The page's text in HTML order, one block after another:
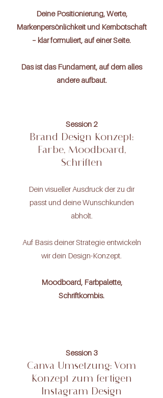
Deine Positionierung, Werte,
Markenpersönlichkeit und Kernbotschaft
– klar formuliert, auf einer Seite.
Das ist das Fundament, auf dem alles
andere aufbaut.
Session 2
Brand Design Konzept:
Farbe, Moodboard,
Schriften
Dein visueller Ausdruck der zu dir
passt und deine Wunschkunden
abholt.
Auf Basis deiner Strategie entwickeln
wir dein Design-Konzept.
Moodboard, Farbpalette,
Schriftkombis.
Session 3
Canva Umsetzung: Vom
Konzept zum fertigen
Instagram Design